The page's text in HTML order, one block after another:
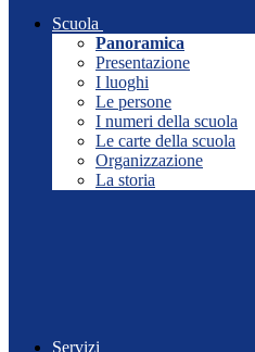
Scuola
Panoramica
Presentazione
I luoghi
Le persone
I numeri della scuola
Le carte della scuola
Organizzazione
La storia
Servizi